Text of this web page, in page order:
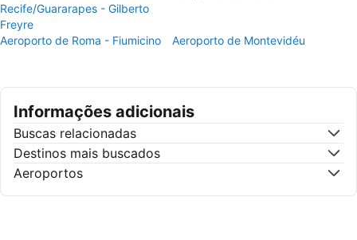
Recife/Guararapes - Gilberto
Freyre
Aeroporto de Roma - Fiumicino Aeroporto de Montevidéu
Informações adicionais
Buscas relacionadas
Destinos mais buscados
Aeroportos